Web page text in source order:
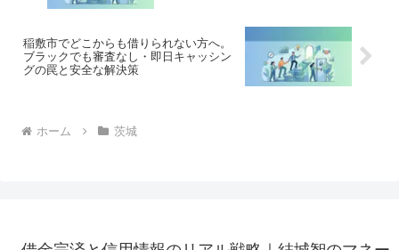
稲敷市でどこからも借りられない方へ。
ブラックでも審査なし・即日キャッシン
グの罠と安全な解決策
ホーム 茨城